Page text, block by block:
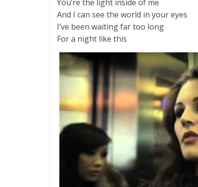
You’re the light inside of me
And I can see the world in your eyes
I’ve been waiting far too long
For a night like this